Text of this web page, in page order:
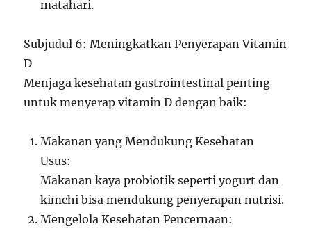
matahari.
Subjudul 6: Meningkatkan Penyerapan Vitamin
D
Menjaga kesehatan gastrointestinal penting
untuk menyerap vitamin D dengan baik:
Makanan yang Mendukung Kesehatan
Usus:
Makanan kaya probiotik seperti yogurt dan
kimchi bisa mendukung penyerapan nutrisi.
Mengelola Kesehatan Pencernaan: